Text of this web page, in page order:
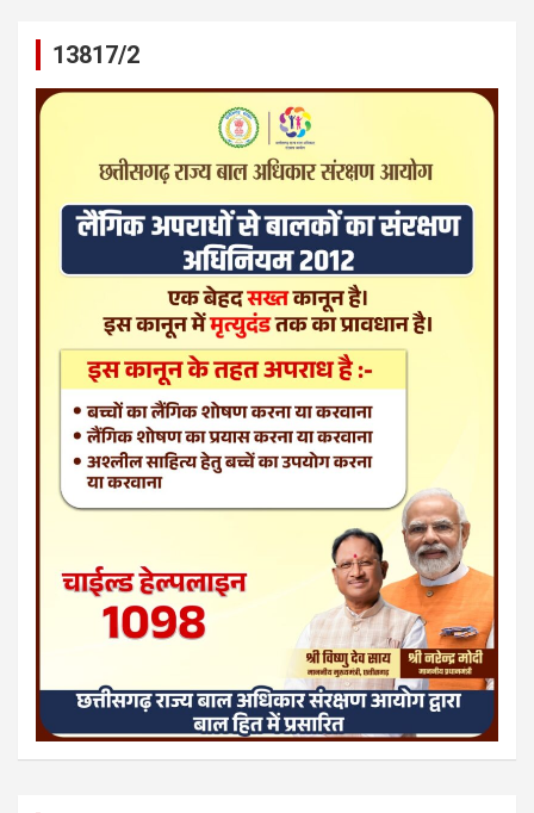
13817/2